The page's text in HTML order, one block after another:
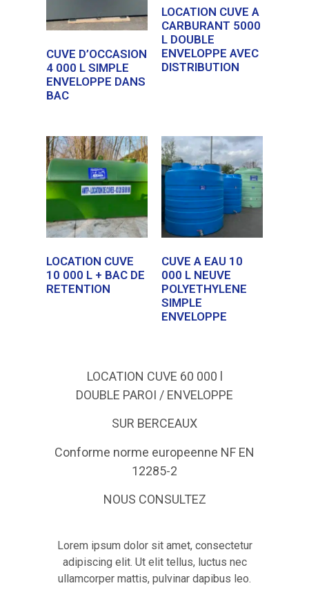
CUVE D’OCCASION
4 000 L SIMPLE
ENVELOPPE DANS
BAC
LOCATION CUVE A
CARBURANT 5000
L DOUBLE
ENVELOPPE AVEC
DISTRIBUTION
LOCATION CUVE
10 000 L + BAC DE
RETENTION
CUVE A EAU 10
000 L NEUVE
POLYETHYLENE
SIMPLE
ENVELOPPE
LOCATION CUVE 60 000 l
DOUBLE PAROI / ENVELOPPE
SUR BERCEAUX
Conforme norme europeenne NF EN
12285-2
NOUS CONSULTEZ
Lorem ipsum dolor sit amet, consectetur
adipiscing elit. Ut elit tellus, luctus nec
ullamcorper mattis, pulvinar dapibus leo.